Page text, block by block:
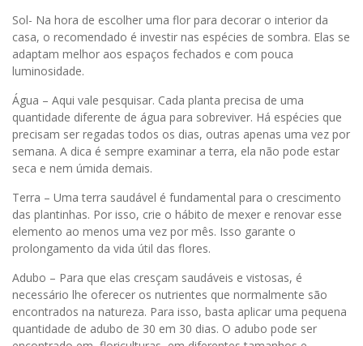
Sol- Na hora de escolher uma flor para decorar o interior da
casa, o recomendado é investir nas espécies de sombra. Elas se
adaptam melhor aos espaços fechados e com pouca
luminosidade.
Água – Aqui vale pesquisar. Cada planta precisa de uma
quantidade diferente de água para sobreviver. Há espécies que
precisam ser regadas todos os dias, outras apenas uma vez por
semana. A dica é sempre examinar a terra, ela não pode estar
seca e nem úmida demais.
Terra – Uma terra saudável é fundamental para o crescimento
das plantinhas. Por isso, crie o hábito de mexer e renovar esse
elemento ao menos uma vez por mês. Isso garante o
prolongamento da vida útil das flores.
Adubo – Para que elas cresçam saudáveis e vistosas, é
necessário lhe oferecer os nutrientes que normalmente são
encontrados na natureza. Para isso, basta aplicar uma pequena
quantidade de adubo de 30 em 30 dias. O adubo pode ser